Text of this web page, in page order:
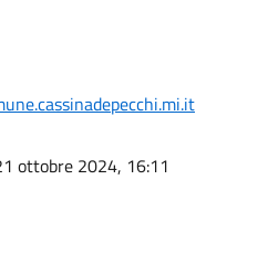
ottobre 2024, 16:11